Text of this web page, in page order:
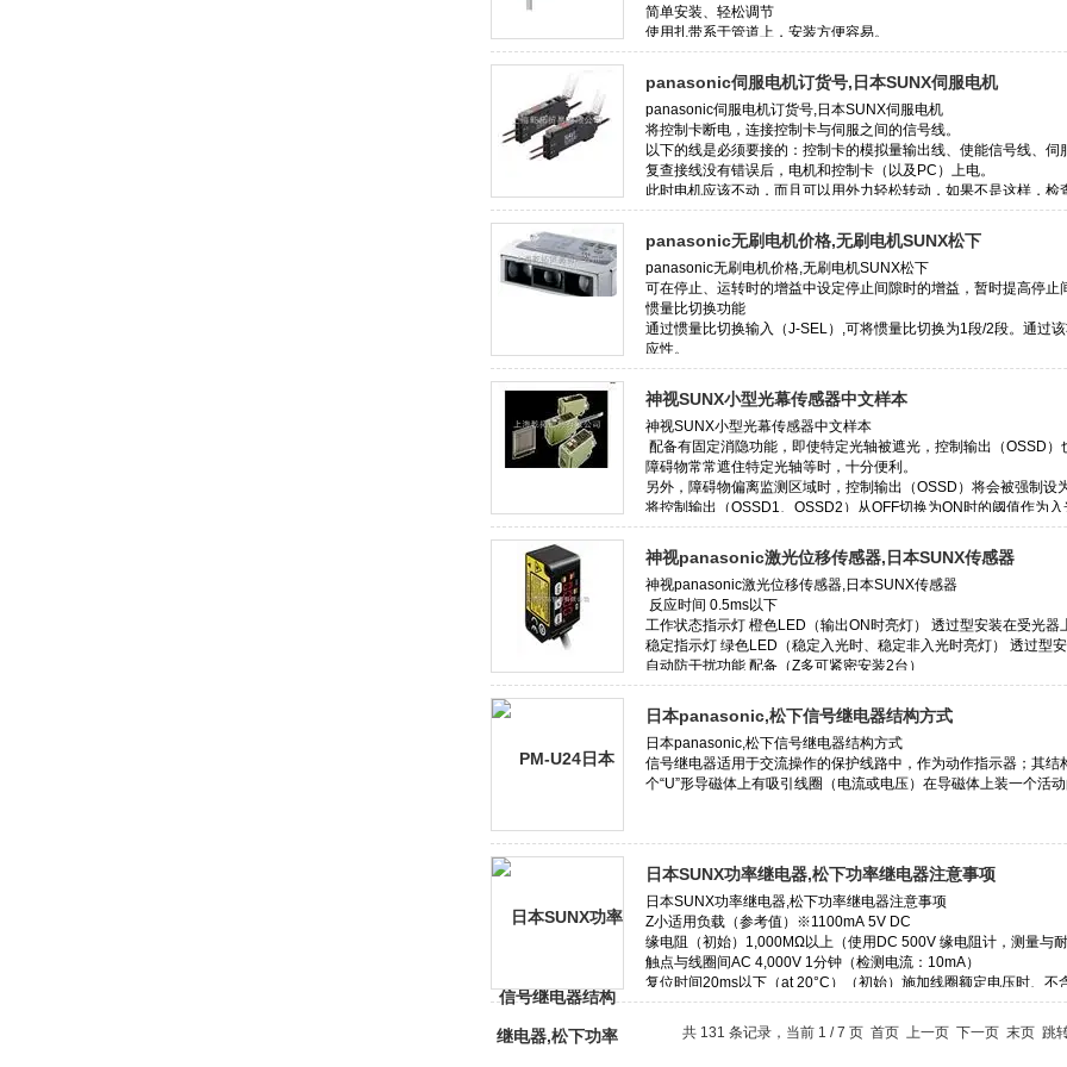
panasonic伺服电机订货号,日本SUNX伺服电机
panasonic无刷电机价格,无刷电机SUNX松下
神视SUNX小型光幕传感器中文样本
神视panasonic激光位移传感器,日本SUNX传感器
日本panasonic,松下信号继电器结构方式
日本SUNX功率继电器,松下功率继电器注意事项
共 131 条记录，当前 1 / 7 页 首页 上一页 下一页 末页跳